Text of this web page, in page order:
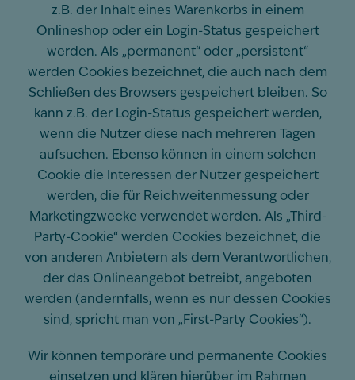
z.B. der Inhalt eines Warenkorbs in einem
Onlineshop oder ein Login-Status gespeichert
werden. Als „permanent“ oder „persistent“
werden Cookies bezeichnet, die auch nach dem
Schließen des Browsers gespeichert bleiben. So
kann z.B. der Login-Status gespeichert werden,
wenn die Nutzer diese nach mehreren Tagen
aufsuchen. Ebenso können in einem solchen
Cookie die Interessen der Nutzer gespeichert
werden, die für Reichweitenmessung oder
Marketingzwecke verwendet werden. Als „Third-
Party-Cookie“ werden Cookies bezeichnet, die
von anderen Anbietern als dem Verantwortlichen,
der das Onlineangebot betreibt, angeboten
werden (andernfalls, wenn es nur dessen Cookies
sind, spricht man von „First-Party Cookies“).
Wir können temporäre und permanente Cookies